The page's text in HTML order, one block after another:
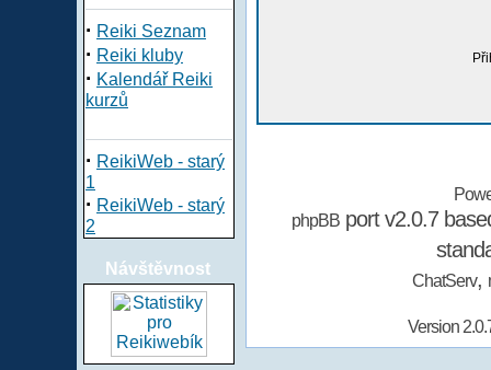
· Reiki Seznam
· Reiki kluby
· Kalendář Reiki
kurzů
· ReikiWeb - starý
1
· ReikiWeb - starý
2
Návštěvnost
phpBBport v2.0.7
ChatServ,
Version